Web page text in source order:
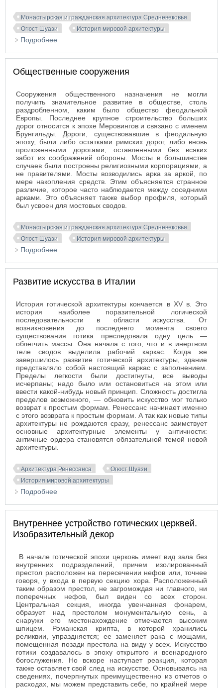
Монастырская и гражданская архитектура Средневековья
Огюст Шуази
История мировой архитектуры
Подробнее
Общественные сооружения
Сооружения общественного назначения не могли
получить значительное развитие в обществе, столь
раздробленном, каким было общество феодальной
Европы. Последнее крупное строительство больших
дорог относится к эпохе Меровингов и связано с именем
Брунгильды. Дороги, существовавшие в феодальную
эпоху, были либо остатками римских дорог, либо вновь
проложенными дорогами, оставленными без всяких
забот из соображений обороны. Мосты в большинстве
случаев были построены религиозными корпорациями, а
не правителями. Мосты возводились арка за аркой, по
мере накопления средств. Этим объясняется странное
различие, которое часто наблюдается между соседними
арками. Это объясняет также выбор профиля, который
был усвоен для мостовых сводов.
Монастырская и гражданская архитектура Средневековья
Огюст Шуази
История мировой архитектуры
Подробнее
Развитие искусства в Италии
История готической архитектуры кончается в XV в. Это
история наиболее поразительной логической
последовательности в области искусства. От
возникновения до последнего момента своего
существования готика преследовала одну цель —
облегчить массы. Она начала с того, что и в инертном
теле сводов выделила рабочий каркас. Когда же
завершилось развитие готической архитектуры, здание
представляло собой настоящий каркас с заполнением.
Пределы легкости были достигнуты, все выводы
исчерпаны; надо было или остановиться на этом или
ввести какой-нибудь новый принцип. Сложность достигла
пределов возможного, — обновить искусство мог только
возврат к простым формам. Ренессанс начинает именно
с этого возврата к простым формам. А так как новые типы
архитектуры не рождаются сразу, ренессанс заимствует
основные архитектурные элементы у античности:
античные ордера становятся обязательной темой новой
архитектуры.
Архитектура Ренессанса
Огюст Шуази
История мировой архитектуры
Подробнее
Внутреннее устройство готических церквей.
Изобразительный декор
В начале готической эпохи церковь имеет вид зала без
внутренних подразделений, причем изолированный
престол расположен на пересечении нефов или, точнее
говоря, у входа в первую секцию хора. Расположенный
таким образом престол, не загромождая ни главного, ни
поперечных нефов, был виден со всех сторон.
Центральная секция, иногда увенчанная фонарем,
образует над престолом монументальную сень, а
снаружи его местонахождение отмечается высоким
шпицем. Романская крипта, в которой хранились
реликвии, упраздняется; ее заменяет рака с мощами,
помещенная позади престола на виду у всех. Искусство
готики создавалось в эпоху открытого и всенародного
богослужения. Но вскоре наступает реакция, которая
также оставляет свой след на искусстве. Основываясь на
сведениях, почерпнутых преимущественно из отчетов о
расходах, мы можем представить себе, по крайней мере